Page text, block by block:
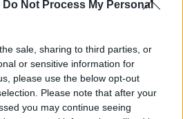
Do Not Process My Personal
sale, sharing to third parties, or
or sensitive information for
please use the below opt-out
Please note that after your
you may continue seeing